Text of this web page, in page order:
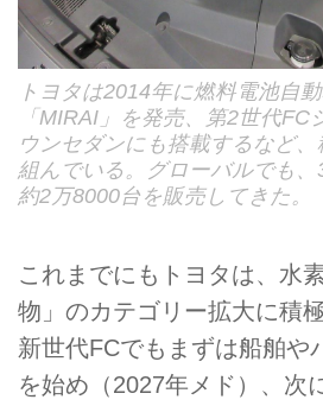
トヨタは2014年に燃料電池自動
「MIRAI」を発売、第2世代FC
ウンセダンにも搭載するなど
組んでいる。グローバルでも
約2万8000台を販売してきた。
これまでにもトヨタは、水
物」のカテゴリー拡大に積
新世代FCでもまずは船舶や
を始め（2027年メド）、次